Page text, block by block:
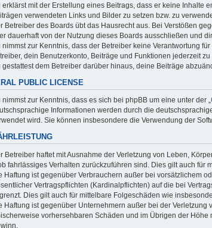
erklärst mit der Erstellung eines Beitrags, dass er keine Inhalte
verwendeten Links und Bilder zu setzen bzw. zu
Betreiber des Boards übt das Hausrecht aus. Bei Verstößen
dauerhaft von der Nutzung dieses Boards ausschließen und
nimmst zur Kenntnis, dass der Betreiber keine Verantwortung
dein Benutzerkonto, Beiträge und Funktionen jederzeit zu
gestattest dem Betreiber darüber hinaus, deine Beiträge
PUBLIC LICENSE
nimmst zur Kenntnis, dass es sich bei phpBB um eine unter der „
Informationen werden durch die
wird. Sie können insbesondere die Verwendung der
Betreiber haftet mit Ausnahme der Verletzung von Leben,
fahrlässiges Verhalten zurückzuführen sind. Dies gilt auch für
Haftung ist gegenüber Verbrauchern außer bei vorsätzlichem
Vertragspflichten (Kardinalpflichten) auf die bei
Dies gilt auch für mittelbare Folgeschäden wie
Haftung ist gegenüber Unternehmern außer bei der
vorhersehbaren Schäden und im Übrigen der